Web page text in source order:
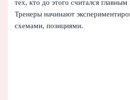
тех, кто до этого считался
Тренеры начинают
схемами, позициями.